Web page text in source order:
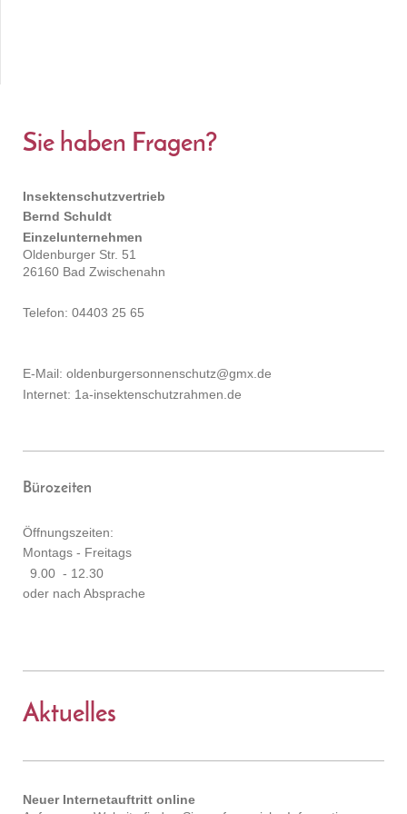
Sie haben Fragen?
Insektenschutzvertrieb
Bernd Schuldt
Einzelunternehmen
Oldenburger Str. 51
26160 Bad Zwischenahn
Telefon: 04403 25 65
E-Mail: oldenburgersonnenschutz@gmx.de
Internet: 1a-insektenschutzrahmen.de
Bürozeiten
Öffnungszeiten:
Montags - Freitags
9.00 - 12.30
oder nach Absprache
Aktuelles
Neuer Internetauftritt online